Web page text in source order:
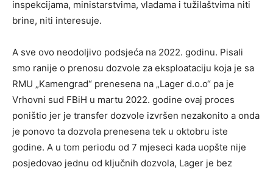
inspekcijama, ministarstvima, vladama i tužilaštvima niti
brine, niti interesuje.
A sve ovo neodoljivo podsjeća na 2022. godinu. Pisali
smo ranije o prenosu dozvole za eksploataciju koja je sa
RMU „Kamengrad“ prenesena na „Lager d.o.o“ pa je
Vrhovni sud FBiH u martu 2022. godine ovaj proces
poništio jer je transfer dozvole izvršen nezakonito a onda
je ponovo ta dozvola prenesena tek u oktobru iste
godine. A u tom periodu od 7 mjeseci kada uopšte nije
posjedovao jednu od ključnih dozvola, Lager je bez